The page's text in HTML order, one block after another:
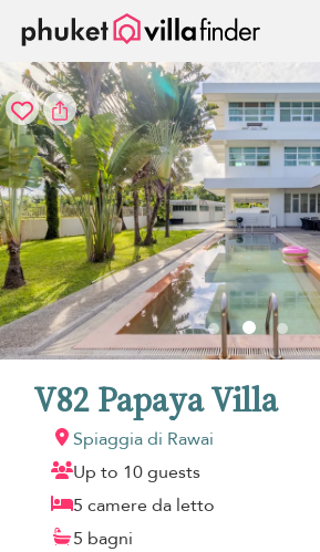
V82 Papaya Villa
Spiaggia di Rawai
Up to 10 guests
5 camere da letto
5 bagni
Pannello di gestione dei cookies